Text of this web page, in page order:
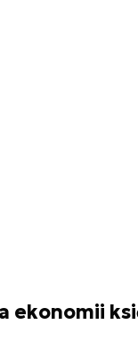
ekonomii